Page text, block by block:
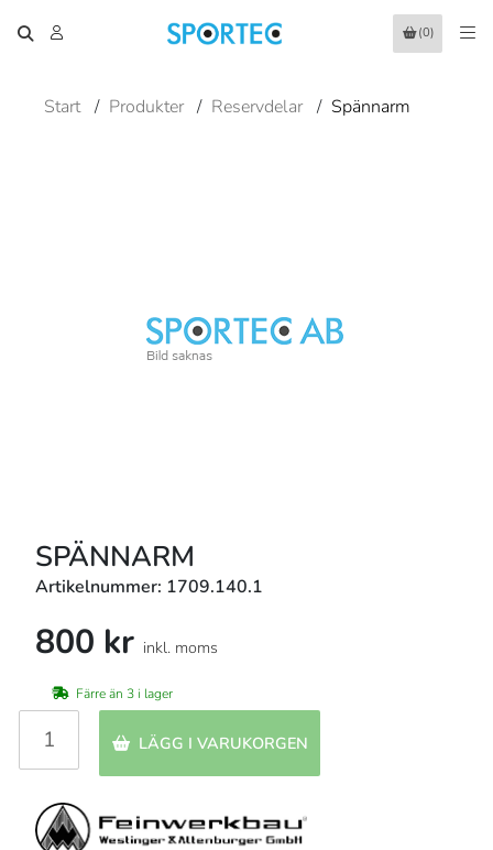
(0)
Start / Produkter / Reservdelar / Spännarm
SPÄNNARM
Artikelnummer: 1709.140.1
800 kr inkl. moms
Färre än 3 i lager
LÄGG I VARUKORGEN